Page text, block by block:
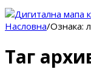
Насловна/Ознака:
Таг